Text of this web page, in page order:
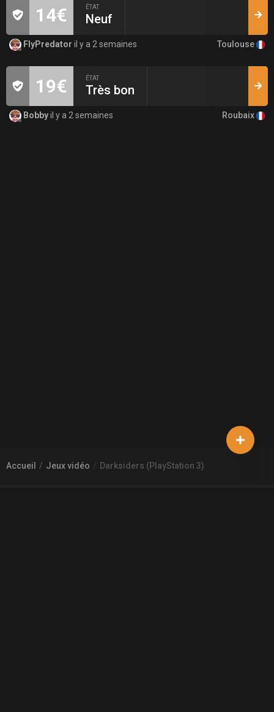
14€ ÉTAT
Neuf
FlyPredator il y a 2 semaines Toulouse
19€ ÉTAT
Très bon
Bobbyil y a 2 semaines Roubaix
Accueil Jeux vidéo Darksiders (PlayStation 3)